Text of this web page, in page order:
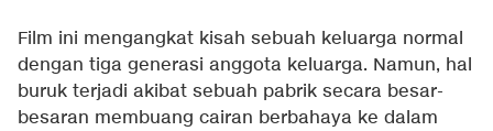
Film ini mengangkat kisah sebuah keluarga normal
dengan tiga generasi anggota keluarga. Namun, hal
buruk terjadi akibat sebuah pabrik secara besar-
besaran membuang cairan berbahaya ke dalam